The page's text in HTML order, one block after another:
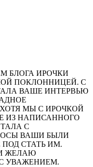
БЛОГА ИРОЧКИ
ПОКЛОННИЦЕЙ. С
ВАШЕ ИНТЕРВЬЮ
МЫ С ИРОЧКОЙ
ИЗ НАПИСАННОГО
С
ВАШИ БЫЛИ
СТАТЬ ИМ.
ЖЕЛАЮ
УВАЖЕНИЕМ.